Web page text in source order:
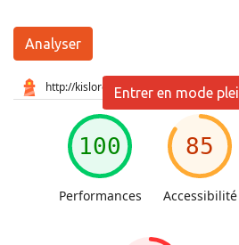
Analyser
Entrer en mode